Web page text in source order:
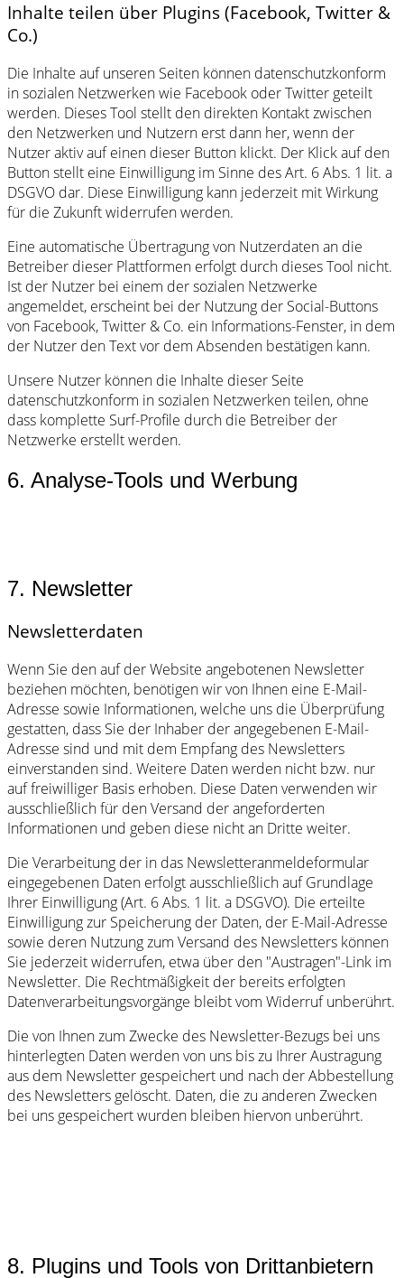
Inhalte teilen über Plugins (Facebook, Twitter &
Co.)
Die Inhalte auf unseren Seiten können datenschutzkonform
in sozialen Netzwerken wie Facebook oder Twitter geteilt
werden. Dieses Tool stellt den direkten Kontakt zwischen
den Netzwerken und Nutzern erst dann her, wenn der
Nutzer aktiv auf einen dieser Button klickt. Der Klick auf den
Button stellt eine Einwilligung im Sinne des Art. 6 Abs. 1 lit. a
DSGVO dar. Diese Einwilligung kann jederzeit mit Wirkung
für die Zukunft widerrufen werden.
Eine automatische Übertragung von Nutzerdaten an die
Betreiber dieser Plattformen erfolgt durch dieses Tool nicht.
Ist der Nutzer bei einem der sozialen Netzwerke
angemeldet, erscheint bei der Nutzung der Social-Buttons
von Facebook, Twitter & Co. ein Informations-Fenster, in dem
der Nutzer den Text vor dem Absenden bestätigen kann.
Unsere Nutzer können die Inhalte dieser Seite
datenschutzkonform in sozialen Netzwerken teilen, ohne
dass komplette Surf-Profile durch die Betreiber der
Netzwerke erstellt werden.
6. Analyse-Tools und Werbung
7. Newsletter
Newsletterdaten
Wenn Sie den auf der Website angebotenen Newsletter
beziehen möchten, benötigen wir von Ihnen eine E-Mail-
Adresse sowie Informationen, welche uns die Überprüfung
gestatten, dass Sie der Inhaber der angegebenen E-Mail-
Adresse sind und mit dem Empfang des Newsletters
einverstanden sind. Weitere Daten werden nicht bzw. nur
auf freiwilliger Basis erhoben. Diese Daten verwenden wir
ausschließlich für den Versand der angeforderten
Informationen und geben diese nicht an Dritte weiter.
Die Verarbeitung der in das Newsletteranmeldeformular
eingegebenen Daten erfolgt ausschließlich auf Grundlage
Ihrer Einwilligung (Art. 6 Abs. 1 lit. a DSGVO). Die erteilte
Einwilligung zur Speicherung der Daten, der E-Mail-Adresse
sowie deren Nutzung zum Versand des Newsletters können
Sie jederzeit widerrufen, etwa über den "Austragen"-Link im
Newsletter. Die Rechtmäßigkeit der bereits erfolgten
Datenverarbeitungsvorgänge bleibt vom Widerruf unberührt.
Die von Ihnen zum Zwecke des Newsletter-Bezugs bei uns
hinterlegten Daten werden von uns bis zu Ihrer Austragung
aus dem Newsletter gespeichert und nach der Abbestellung
des Newsletters gelöscht. Daten, die zu anderen Zwecken
bei uns gespeichert wurden bleiben hiervon unberührt.
8. Plugins und Tools von Drittanbietern